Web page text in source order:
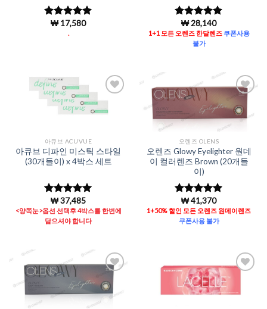
5 중에서
로 평
₩17,580
.
5 중에서
로 평가됨
₩28,140
1+1 모든 오렌즈 한달렌즈쿠폰사용
불가
Add to
Wishlist
아큐브 ACUVUE
아큐브 디파인 미스틱 스타일
(30개들이) x 4박스 세트
5 중에서
4.98로 평
가됨
₩37,485
<양쪽눈>옵션 선택후 4박스를 한번에
담으셔야 합니다
Wishlist
오렌즈 OLENS
오렌즈 Glowy Eyelighter 원데
이 컬러렌즈 Brown (20개들
이)
5 중에서
로 평가됨
₩41,370
1+50% 할인 모든 오렌즈 원데이렌즈
쿠폰사용 불가
Wishlist
Add to
Wishlist